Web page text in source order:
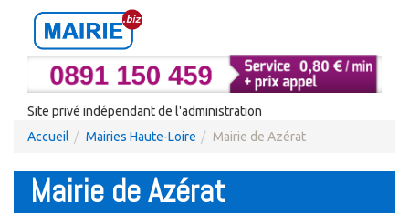
Site privé indépendant de l'administration
Accueil
Mairies Haute-Loire Mairie de Azérat
Mairie de Azérat